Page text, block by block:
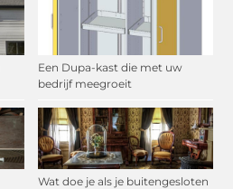
Een Dupa-kast die met uw
bedrijf meegroeit
Wat doe je als je buitengesloten